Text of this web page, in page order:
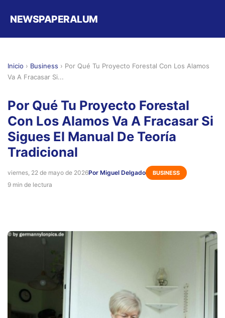
NEWSPAPERALUM
Inicio › Business › Por Qué Tu Proyecto Forestal Con Los Alamos
Va A Fracasar Si...
Por Qué Tu Proyecto Forestal
Con Los Alamos Va A Fracasar Si
Sigues El Manual De Teoría
Tradicional
viernes, 22 de mayo de 2026Por Miguel Delgado BUSINESS
9 min de lectura